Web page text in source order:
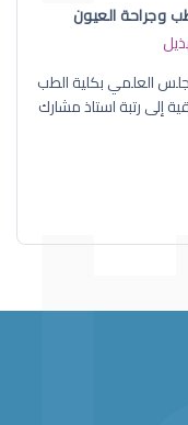
وجراحة العيون
العلمي بكلية الطب
إلى رتبة استاذ مشارك